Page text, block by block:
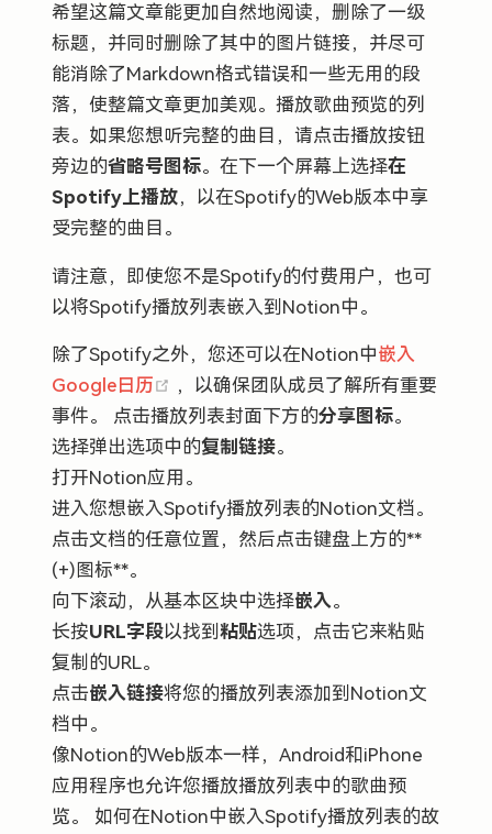
希望这篇文章能更加自然地阅读，删除了一级
标题，并同时删除了其中的图片链接，并尽可
能消除了Markdown格式错误和一些无用的段
落，使整篇文章更加美观。播放歌曲预览的列
表。如果您想听完整的曲目，请点击播放按钮
旁边的省略号图标。在下一个屏幕上选择在
Spotify上播放，以在Spotify的Web版本中享
受完整的曲目。
请注意，即使您不是Spotify的付费用户，也可
以将Spotify播放列表嵌入到Notion中。
除了Spotify之外，您还可以在Notion中嵌入
Google日历
(opens new window)
，以确保团队成员了解所有重要
事件。 点击播放列表封面下方的分享图标。
选择弹出选项中的复制链接。
打开Notion应用。
进入您想嵌入Spotify播放列表的Notion文档。
点击文档的任意位置，然后点击键盘上方的**
(+)图标**。
向下滚动，从基本区块中选择嵌入。
长按URL字段以找到 粘贴选项，点击它来粘贴
复制的URL。
点击嵌入链接将您的播放列表添加到Notion文
档中。
像Notion的Web版本一样，Android和iPhone
应用程序也允许您播放播放列表中的歌曲预
览。 如何在Notion中嵌入Spotify播放列表的故